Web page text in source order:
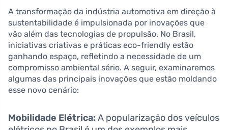
A transformação da indústria automotiva em direção à
sustentabilidade é impulsionada por inovações que
vão além das tecnologias de propulsão. No Brasil,
iniciativas criativas e práticas eco-friendly estão
ganhando espaço, refletindo a necessidade de um
compromisso ambiental sério. A seguir, examinaremos
algumas das principais inovações que estão moldando
esse novo cenário:
Mobilidade Elétrica: A popularização dos veículos